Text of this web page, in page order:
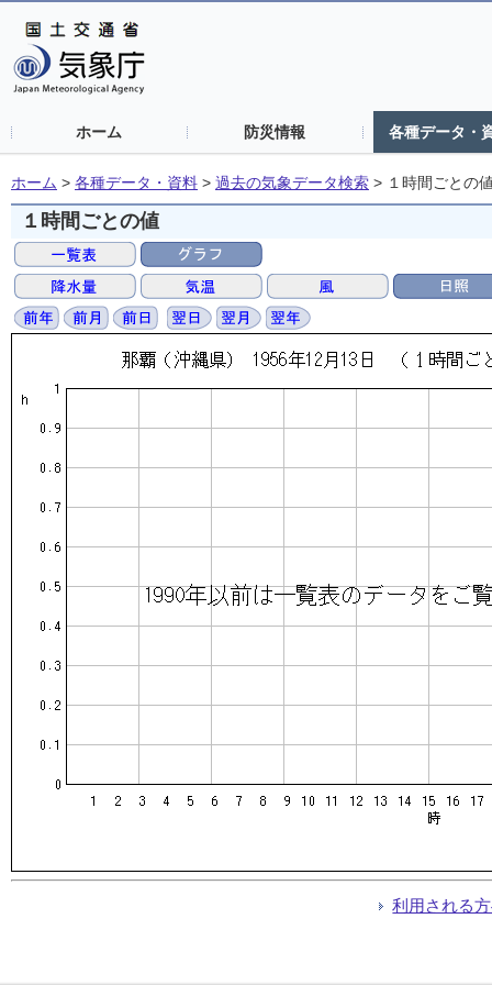
ホーム 防災情報 各種データ・
ホーム > 各種データ・資料 > 過去の気象データ検索 > １時間ごとの
１時間ごとの値
利用される